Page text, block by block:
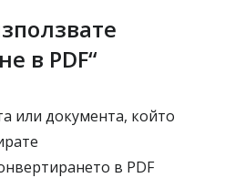
в PDF“
или документа, който
в PDF